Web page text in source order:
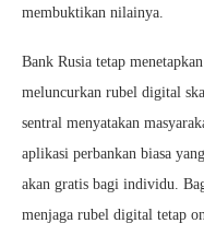
membuktikan nilainya.
Bank Rusia tetap
meluncurkan rubel digital
sentral menyatakan
aplikasi perbankan biasa
akan gratis bagi individu.
menjaga rubel digital tetap